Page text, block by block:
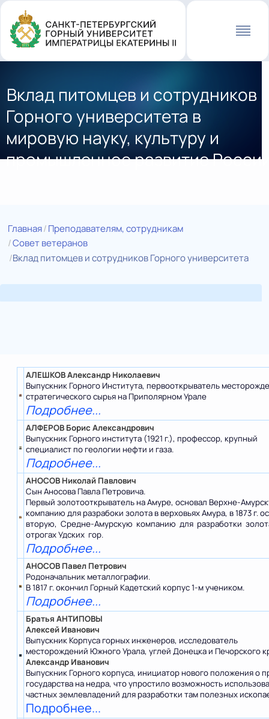
Перейти
основному
содержанию
Вклад питомцев и сотрудников
Горного университета в
мировую науку, культуру и
промышленное развитие
Главная Преподавателям, сотрудникам
Совет ветеранов
Вклад питомцев и сотрудников Горного университета
АЛЕШКОВ Александр Николаевич
Выпускник Горного Института, первооткрыватель
стратегического сырья на Приполярном Урале
Подробнее...
АЛФЕРОВ Борис Александрович
Выпускник Горного института (1921 г.), профессор, крупный
специалист по геологии нефти и газа.
Подробнее...
АНОСОВ Николай Павлович
Сын Аносова Павла Петровича.
Первый золотооткрыватель на Амуре, основал Верхне-
компанию для разрабоки золота в верховьях Амура, в 1873 г.
вторую, Средне-Амурскую компанию для разработки
отрогах Удских гор.
Подробнее...
АНОСОВ Павел Петрович
Родоначальник металлографии.
В 1817 г. окончил Горный Кадетский корпус 1-м учеником.
Подробнее...
Братья АНТИПОВЫ
Алексей Иванович
Выпускник Корпуса горных инженеров, исследователь
месторождений Южного Урала, углей Донецка и Печорского
Александр Иванович
Выпускник Горного корпуса, инициатор нового положения о
государства на недра, что упростило возможность
частных землевладений для разработки там полезных
Подробнее...